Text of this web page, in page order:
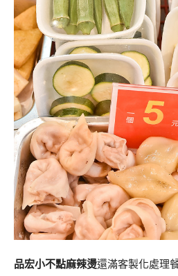
品宏小不點麻辣燙還滿客製化處理